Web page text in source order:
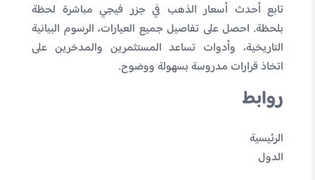
تابع أحدث أسعار الذهب في جزر فيجي مباشرة لحظة
بلحظة. احصل على تفاصيل جميع العيارات، الرسوم البيانية
التاريخية، وأدوات تساعد المستثمرين والمدخرين على
اتخاذ قرارات مدروسة بسهولة ووضوح.
روابط
الرئيسية
الدول